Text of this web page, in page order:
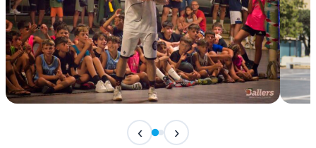
Classic Contest 3vs3 Memorial Michele
‹ ›